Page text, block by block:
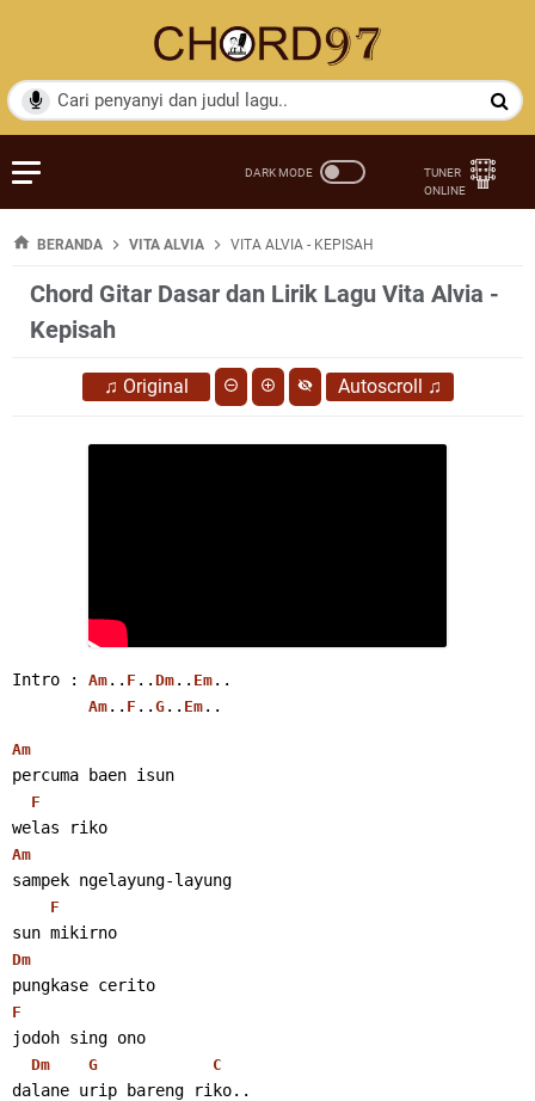
BERANDA VITA ALVIA VITA ALVIA - KEPISAH
Chord Gitar Dasar dan Lirik Lagu Vita Alvia -
Kepisah
♫ Original Autoscroll ♫
Intro : Am .. F .. Dm .. Em ..
Am .. F .. G .. Em ..
Am
percuma baen isun
F
welas riko
Am
sampek ngelayung-layung
F
sun mikirno
Dm
pungkase cerito
F
jodoh sing ono
Dm G C
dalane urip bareng riko..